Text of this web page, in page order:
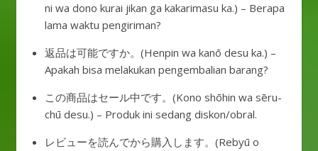
ni wa dono kurai jikan ga kakarimasu ka.) – Berapa
lama waktu pengiriman?
返品は可能ですか。(Henpin wa kanō desu ka.) –
Apakah bisa melakukan pengembalian barang?
この商品はセール中です。(Kono shōhin wa sēru-
chū desu.) – Produk ini sedang diskon/obral.
レビューを読んでから購入します。(Rebyū o